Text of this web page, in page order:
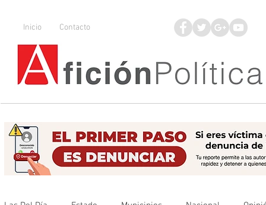
Inicio Contacto